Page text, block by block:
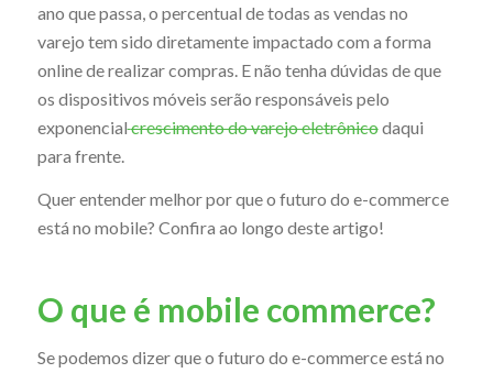
ano que passa, o percentual de todas as vendas no
varejo tem sido diretamente impactado com a forma
online de realizar compras. E não tenha dúvidas de que
os dispositivos móveis serão responsáveis pelo
exponencialcrescimento do varejo eletrônicodaqui
para frente.
Quer entender melhor por que o futuro do e-commerce
está no mobile? Confira ao longo deste artigo!
O que é mobile commerce?
Se podemos dizer que o futuro do e-commerce está no